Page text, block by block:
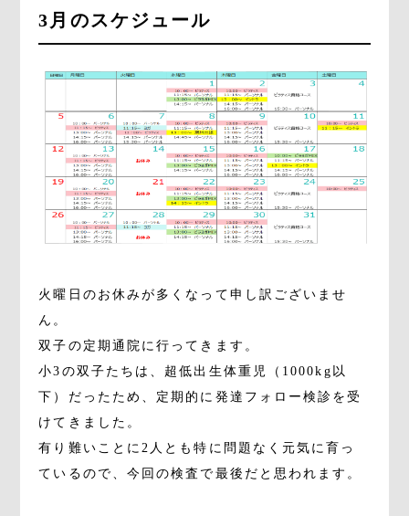
3月のスケジュール
火曜日のお休みが多くなって申し訳ございませ
ん。
双子の定期通院に行ってきます。
小3の双子たちは、超低出生体重児（1000kg以
下）だったため、定期的に発達フォロー検診を受
けてきました。
有り難いことに2人とも特に問題なく元気に育っ
ているので、今回の検査で最後だと思われます。